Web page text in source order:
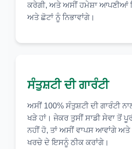
ਕਰੇਗੀ, ਅਤੇ ਅਸੀਂ ਹਮੇਸ਼ਾ ਆਪਣੀਆਂ
ਅਤੇ ਛੋਟਾਂ ਨੂੰ ਨਿਭਾਵਾਂਗੇ।
ਸੰਤੁਸ਼ਟੀ ਦੀ ਗਾਰੰਟੀ
ਅਸੀਂ 100% ਸੰਤੁਸ਼ਟੀ ਦੀ ਗਾਰੰਟੀ
ਖੜੇ ਹਾਂ। ਜੇਕਰ ਤੁਸੀਂ ਸਾਡੀ ਸੇਵਾ ਤੋਂ
ਨਹੀਂ ਹੋ, ਤਾਂ ਅਸੀਂ ਵਾਪਸ ਆਵਾਂਗੇ ਅਤੇ
ਖਰਚੇ ਦੇ ਇਸਨੂੰ ਠੀਕ ਕਰਾਂਗੇ।